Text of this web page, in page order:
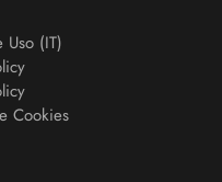
(IT)
Cookies